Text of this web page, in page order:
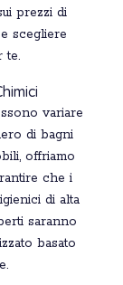
prezzi di
scegliere
te.
variare
di bagni
offriamo
che i
di alta
saranno
basato